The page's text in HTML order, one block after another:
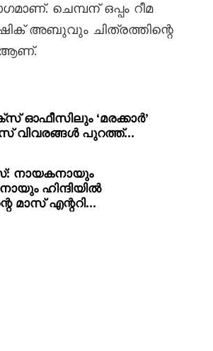
ചെമ്പന് ഒപ്പം റീമ
അബുവും ചിത്രത്തിന്റെ
ആണ്.
‘മരക്കാർ’
വിവരങ്ങൾ പുറത്ത്…
നായകനായും
ഹിന്ദിയിൽ
മാസ് എന്ററി…